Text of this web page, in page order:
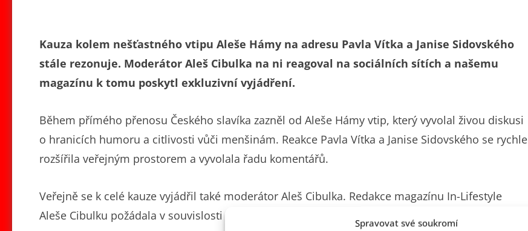
Spravovat své soukromí
Kauza kolem nešťastného vtipu Aleše Hámy na adresu Pavla Vítka a Janise Sidovského
stále rezonuje. Moderátor Aleš Cibulka na ni reagoval na sociálních sítích a našemu
magazínu k tomu poskytl exkluzivní vyjádření.
Během přímého přenosu Českého slavíka zazněl od Aleše Hámy vtip, který vyvolal živou diskusi
o hranicích humoru a citlivosti vůči menšinám. Reakce Pavla Vítka a Janise Sidovského se rychle
rozšířila veřejným prostorem a vyvolala řadu komentářů.
Veřejně se k celé kauze vyjádřil také moderátor Aleš Cibulka. Redakce magazínu In-Lifestyle
Aleše Cibulku požádala v souvislosti s tímto palčivým tématem o rozhovor.